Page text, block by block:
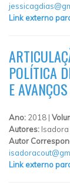
Link externo
POLÍTICA
E AVANÇOS
Ano: 2018 |
Autores:
Autor
Link externo